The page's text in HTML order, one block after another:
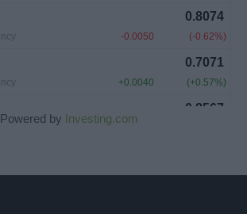
Powered by Investing.com